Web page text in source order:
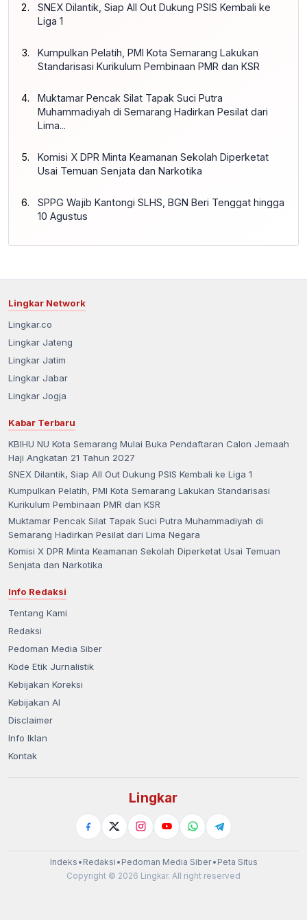
SNEX Dilantik, Siap All Out Dukung PSIS Kembali ke
Liga 1
Kumpulkan Pelatih, PMI Kota Semarang Lakukan
Standarisasi Kurikulum Pembinaan PMR dan KSR
Muktamar Pencak Silat Tapak Suci Putra
Muhammadiyah di Semarang Hadirkan Pesilat dari
Lima...
Komisi X DPR Minta Keamanan Sekolah Diperketat
Usai Temuan Senjata dan Narkotika
SPPG Wajib Kantongi SLHS, BGN Beri Tenggat hingga
10 Agustus
Lingkar Network
Lingkar.co
Lingkar Jateng
Lingkar Jatim
Lingkar Jabar
Lingkar Jogja
Kabar Terbaru
KBIHU NU Kota Semarang Mulai Buka Pendaftaran Calon Jemaah
Haji Angkatan 21 Tahun 2027
SNEX Dilantik, Siap All Out Dukung PSIS Kembali ke Liga 1
Kumpulkan Pelatih, PMI Kota Semarang Lakukan Standarisasi
Kurikulum Pembinaan PMR dan KSR
Muktamar Pencak Silat Tapak Suci Putra Muhammadiyah di
Semarang Hadirkan Pesilat dari Lima Negara
Komisi X DPR Minta Keamanan Sekolah Diperketat Usai Temuan
Senjata dan Narkotika
Info Redaksi
Tentang Kami
Redaksi
Pedoman Media Siber
Kode Etik Jurnalistik
Kebijakan Koreksi
Kebijakan AI
Disclaimer
Info Iklan
Kontak
Lingkar
Indeks • Redaksi • Pedoman Media Siber• Peta Situs
Copyright © 2026 Lingkar. All right reserved